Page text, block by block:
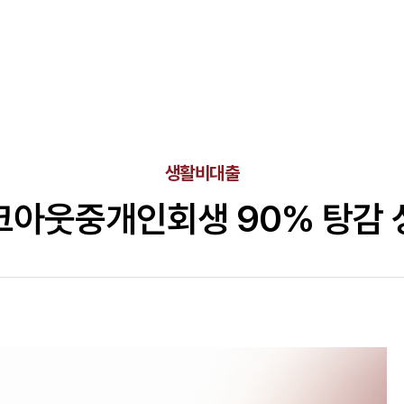
생활비대출
아웃중개인회생 90% 탕감